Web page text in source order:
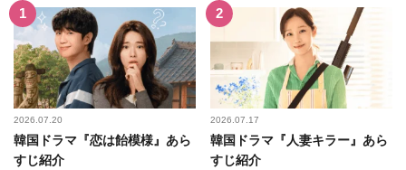
2026.07.20
韓国ドラマ『恋は飴模様』あら
すじ紹介
2026.07.17
韓国ドラマ『人妻キラー』あら
すじ紹介